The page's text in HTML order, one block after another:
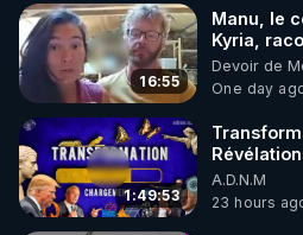
▶ 30 jours gratuit sur
de bien-être ENVOL :
Rendez-vous sur https://
le code : REGENERE
16:55
Manu, le
Kyria,
vue
Devoir de
One day
1:49:53
07/08/26
A.D.N.M
23 hours